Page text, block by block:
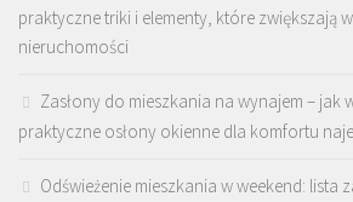
praktyczne triki i elementy, które zwiększają
nieruchomości
Zasłony do mieszkania na wynajem – jak
praktyczne osłony okienne dla komfortu
Odświeżenie mieszkania w weekend: lista